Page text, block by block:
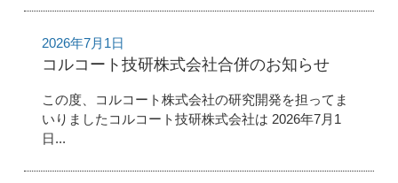
2026年7月1日
コルコート技研株式会社合併のお知らせ
この度、コルコート株式会社の研究開発を担ってま
いりましたコルコート技研株式会社は 2026年7月1
日...